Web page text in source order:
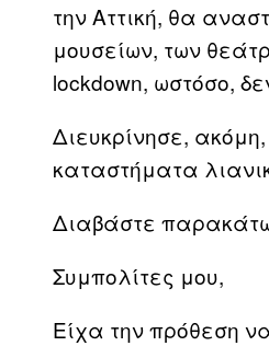
την Αττική, θα
μουσείων, των
lockdown, ωστόσο,
Διευκρίνησε,
καταστήματα
Διαβάστε
Συμπολίτες μου,
Είχα την πρόθεση